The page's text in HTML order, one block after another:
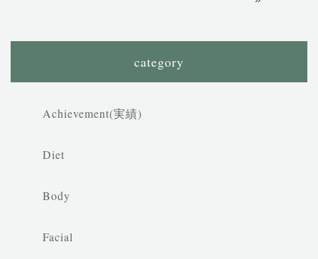
category
Achievement(実績)
Diet
Body
Facial